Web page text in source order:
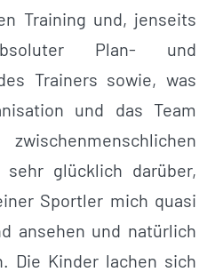
Training und, jenseits
Plan- und
Trainers sowie, was
und das Team
glücklich darüber,
Sportler mich quasi
ansehen und natürlich
Die Kinder lachen sich